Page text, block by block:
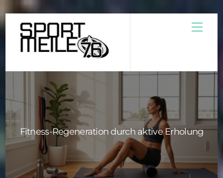
Skip
content
Fitness-Regeneration durch aktive Erholung